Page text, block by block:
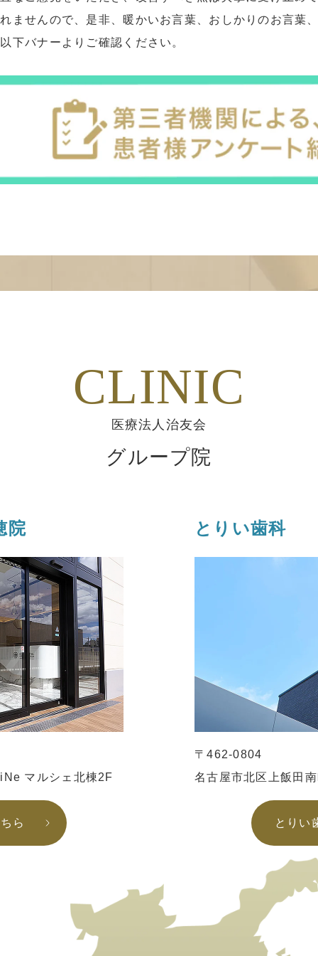
ませんので、是非、暖かいお言葉、おしかりのお言葉
下バナーよりご確認ください。
CLINIC
医療法人治友会
グループ院
院
マルシェ北棟2F
ら
とりい歯科
〒462-0804
名古屋市北区上飯田
とりい